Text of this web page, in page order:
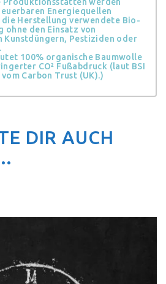
Energiequellen
Herstellung verwendete Bio-
den Einsatz von
Kunstdüngern, Pestiziden oder
100% organische Baumwolle
CO² Fußabdruck (laut BSI
Carbon Trust (UK).)
DIR AUCH